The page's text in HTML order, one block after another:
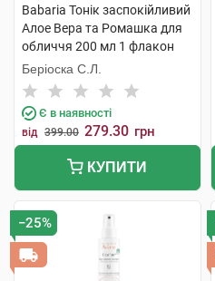
Babaria Тонік заспокійливий
Алое Вера та Ромашка для
обличчя 200 мл 1 флакон
Беріоска С.Л.
Є в наявності
від 399.00 279.30 грн
КУПИТИ
−25%